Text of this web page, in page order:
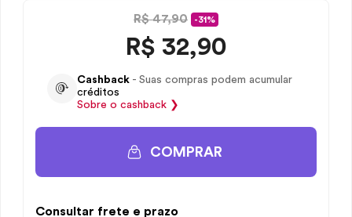
R$ 47,90 -31%
R$ 32,90
Cashback - Suas compras podem acumular
créditos
Sobre o cashback ❯
COMPRAR
Consultar frete e prazo